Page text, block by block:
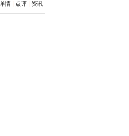
情 点评 资讯